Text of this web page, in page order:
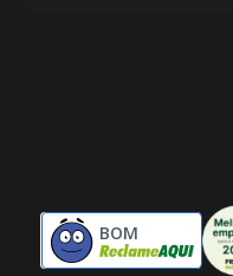
BOM